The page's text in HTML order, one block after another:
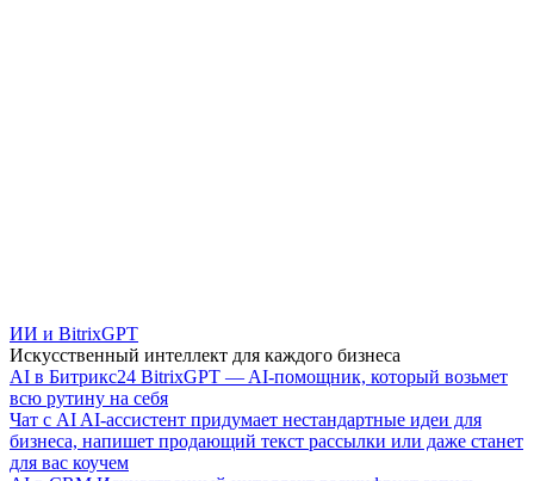
ИИ и BitrixGPT
Искусственный интеллект для каждого бизнеса
AI в Битрикс24 BitrixGPT — AI-помощник, который возьмет
всю рутину на себя
Чат с AI AI-ассистент придумает нестандартные идеи для
бизнеса, напишет продающий текст рассылки или даже станет
для вас коучем